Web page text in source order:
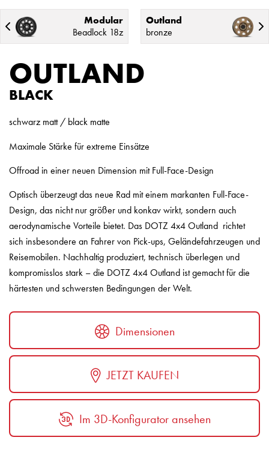
Modular
Beadlock 18z
Outland
bronze
OUTLAND
BLACK
schwarz matt / black matte
Maximale Stärke für extreme Einsätze
Offroad in einer neuen Dimension mit Full-Face-Design
Optisch überzeugt das neue Rad mit einem markanten Full-Face-
Design, das nicht nur größer und konkav wirkt, sondern auch
aerodynamische Vorteile bietet. Das DOTZ 4x4 Outland richtet
sich insbesondere an Fahrer von Pick-ups, Geländefahrzeugen und
Reisemobilen. Nachhaltig produziert, technisch überlegen und
kompromisslos stark – die DOTZ 4x4 Outland ist gemacht für die
härtesten und schwersten Bedingungen der Welt.
Dimensionen
JETZT KAUFEN
Im 3D-Konfigurator ansehen